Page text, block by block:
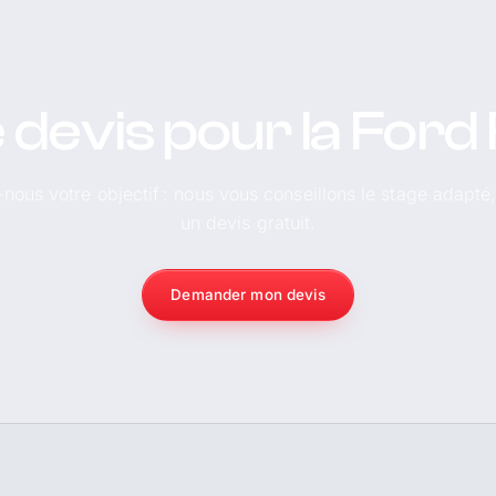
Demander mon devis